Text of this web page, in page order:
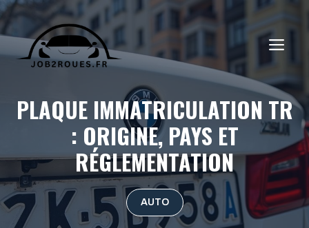
Aller
au
contenu
PLAQUE IMMATRICULATION TR
: ORIGINE, PAYS ET
RÉGLEMENTATION
AUTO